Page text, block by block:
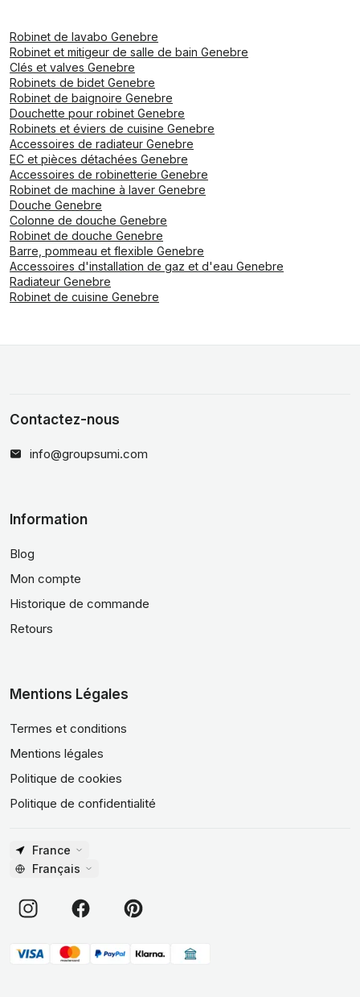
Robinet de lavabo Genebre
Robinet et mitigeur de salle de bain Genebre
Clés et valves Genebre
Robinets de bidet Genebre
Robinet de baignoire Genebre
Douchette pour robinet Genebre
Robinets et éviers de cuisine Genebre
Accessoires de radiateur Genebre
EC et pièces détachées Genebre
Accessoires de robinetterie Genebre
Robinet de machine à laver Genebre
Douche Genebre
Colonne de douche Genebre
Robinet de douche Genebre
Barre, pommeau et flexible Genebre
Accessoires d'installation de gaz et d'eau Genebre
Radiateur Genebre
Robinet de cuisine Genebre
Contactez-nous
info@groupsumi.com
Information
Blog
Mon compte
Historique de commande
Retours
Mentions Légales
Termes et conditions
Mentions légales
Politique de cookies
Politique de confidentialité
France
Français